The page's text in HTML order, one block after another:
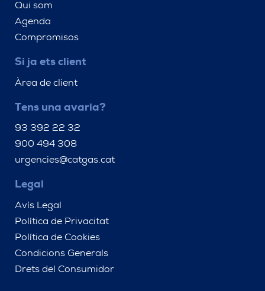
Qui som
Agenda
Compromisos
Si ja ets client
Àrea de client
Tens una avaria?
93 392 22 32
900 494 308
urgencies@catgas.cat
Legal
Avís Legal
Política de Privacitat
Política de Cookies
Condicions Generals
Drets del Consumidor